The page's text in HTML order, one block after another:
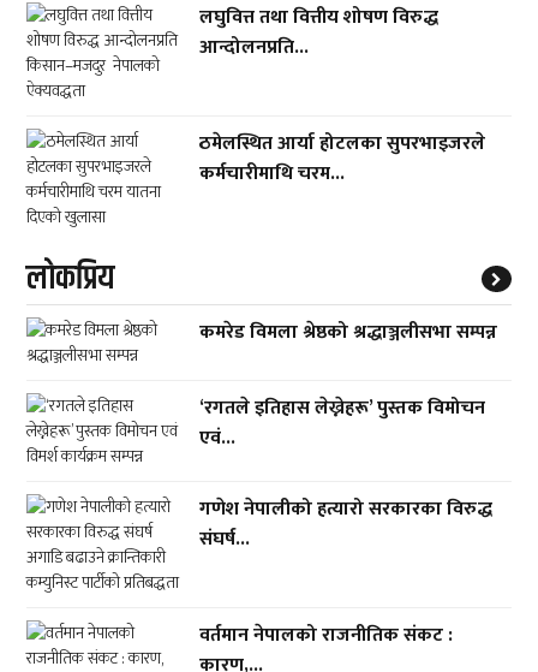
लघुवित्त तथा वित्तीय शोषण विरुद्ध
आन्दोलनप्रति...
ठमेलस्थित आर्या होटलका सुपरभाइजरले
कर्मचारीमाथि चरम...
लाेकप्रिय
कमरेड विमला श्रेष्ठको श्रद्धाञ्जलीसभा सम्पन्न
‘रगतले इतिहास लेख्नेहरू’ पुस्तक विमोचन
एवं...
गणेश नेपालीको हत्यारो सरकारका विरुद्ध
संघर्ष...
वर्तमान नेपालको राजनीतिक संकट :
कारण,...